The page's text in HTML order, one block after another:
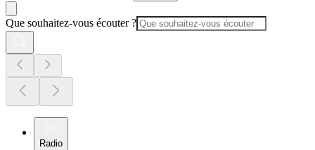
Que souhaitez-vous écouter ?
Radio